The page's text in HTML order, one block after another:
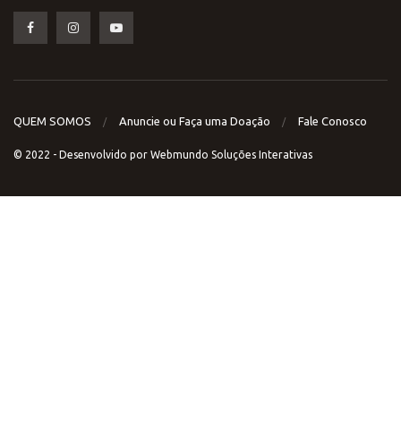
QUEM SOMOS Anuncie ou Faça uma Doação Fale Conosco
© 2022 - Desenvolvido por Webmundo Soluções Interativas